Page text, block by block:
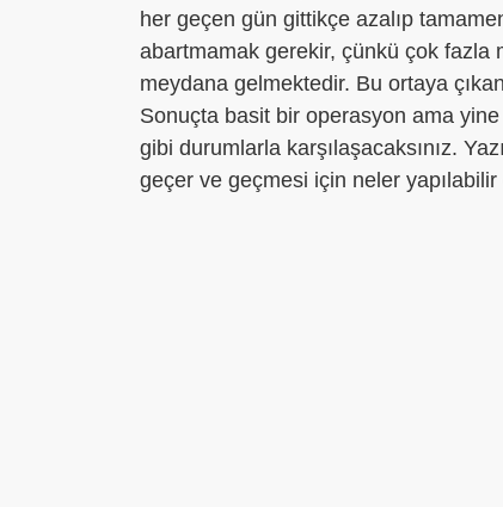
her geçen gün gittikçe azalıp
abartmamak gerekir, çünkü çok fazla
meydana gelmektedir. Bu ortaya
Sonuçta basit bir operasyon ama
gibi durumlarla karşılaşacaksınız.
geçer ve geçmesi için neler yapılabilir